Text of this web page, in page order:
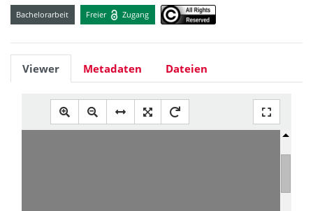
Bachelorarbeit Freier Zugang
Viewer Metadaten Dateien